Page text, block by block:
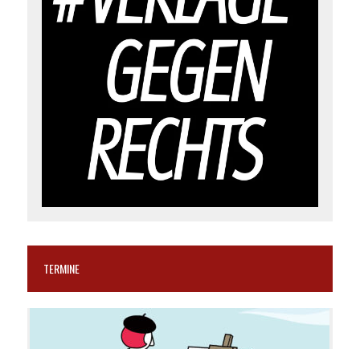
TERMINE